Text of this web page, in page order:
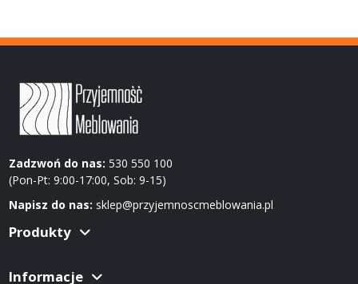
Zadzwoń do nas: 530 550 100
(Pon-Pt: 9:00-17:00, Sob: 9-15)
Napisz do nas: sklep@przyjemnoscmeblowania.pl
Produkty
Informacje